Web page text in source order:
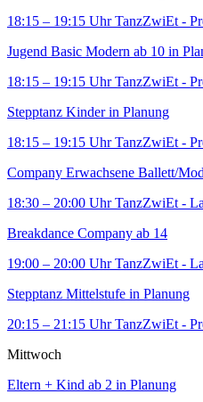
18:15 – 19:15 Uhr TanzZwiEt -
Jugend Basic Modern ab 10 in
18:15 – 19:15 Uhr TanzZwiEt -
Stepptanz Kinder in Planung
18:15 – 19:15 Uhr TanzZwiEt -
Company Erwachsene Ballett/
18:30 – 20:00 Uhr TanzZwiEt -
Breakdance Company ab 14
19:00 – 20:00 Uhr TanzZwiEt -
Stepptanz Mittelstufe in Planung
20:15 – 21:15 Uhr TanzZwiEt -
Mittwoch
Eltern + Kind ab 2 in Planung